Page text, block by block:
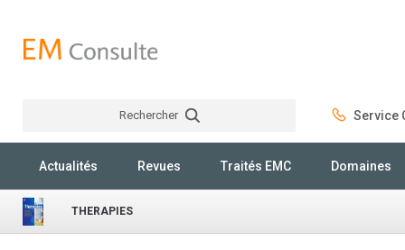
Rechercher Service
Actualités Revues Traités EMC Domaines
THERAPIES